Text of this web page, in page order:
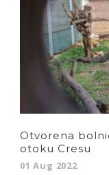
Otvorena
otoku Cresu
01 Aug 2022